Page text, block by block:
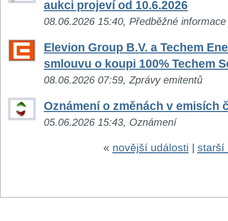
aukci projeví od 10.6.2026
08.06.2026 15:40, Předběžné informace
Elevion Group B.V. a Techem
smlouvu o koupi 100% Techem
08.06.2026 07:59, Zprávy emitentů
Oznámení o změnách v emisích
05.06.2026 15:43, Oznámení
« novější události | starší